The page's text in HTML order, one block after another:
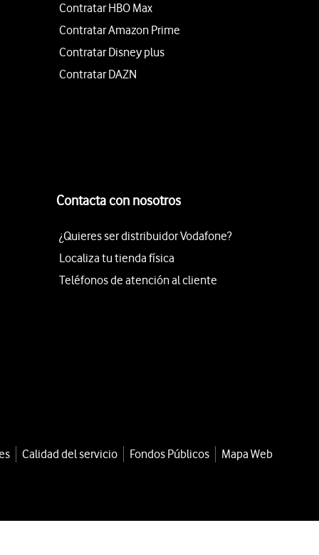
Contratar HBO Max
Contratar Amazon Prime
Contratar Disney plus
Contratar DAZN
Contacta con nosotros
¿Quieres ser distribuidor Vodafone?
Localiza tu tienda física
Teléfonos de atención al cliente
Calidad del servicio Fondos Públicos
Mapa Web